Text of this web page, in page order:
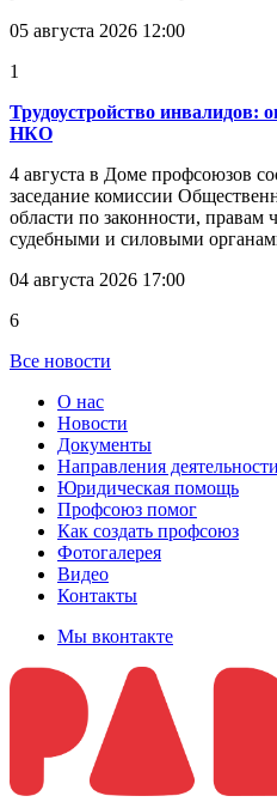
05 августа 2026 12:00
1
Трудоустройство инвалидов:
НКО
4 августа в Доме профсоюзов
заседание комиссии
области по законности, правам
судебными и силовыми
04 августа 2026 17:00
6
Все новости
О нас
Новости
Документы
Направления деятельности
Юридическая помощь
Профсоюз помог
Как создать профсоюз
Фотогалерея
Видео
Контакты
Мы вконтакте